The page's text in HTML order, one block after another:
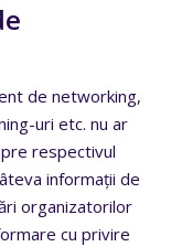
de networking,
uri etc. nu ar
respectivul
informații de
organizatorilor
cu privire